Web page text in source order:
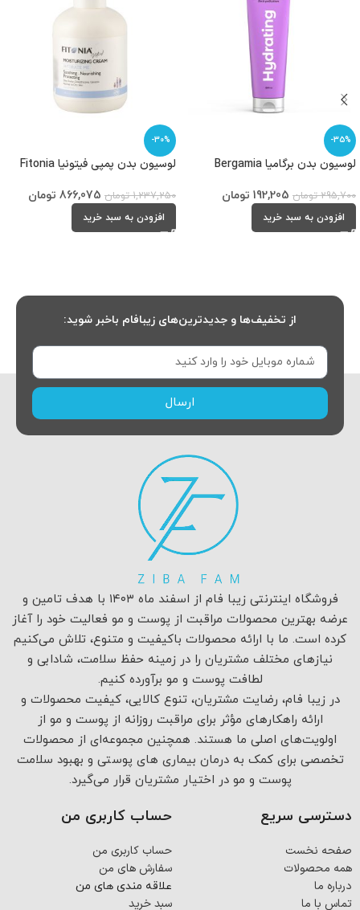
-35%
لوسیون بدن برگامیا Bergamia
295,700 تومان 192,205 تومان
افزودن به سبد خرید
-30%
لوسیون بدن پمپی فیتونیا Fitonia
1,237,250 تومان 866,075 تومان
افزودن به سبد خرید
از تخفیف‌ها و جدیدترین‌های زیبافام باخبر شوید:
ارسال
فروشگاه اینترنتی زیبا فام از اسفند ماه ۱۴۰۳ با هدف تامین و
عرضه بهترین محصولات مراقبت از پوست و مو فعالیت خود را آغاز
کرده است. ما با ارائه محصولات باکیفیت و متنوع، تلاش می‌کنیم
نیازهای مختلف مشتریان را در زمینه حفظ سلامت، شادابی و
لطافت پوست و مو برآورده کنیم.
در زیبا فام، رضایت مشتریان، تنوع کالایی، کیفیت محصولات و
ارائه راهکارهای مؤثر برای مراقبت روزانه از پوست و مو از
اولویت‌های اصلی ما هستند. همچنین مجموعه‌ای از محصولات
تخصصی برای کمک به درمان بیماری های پوستی و بهبود سلامت
پوست و مو در اختیار مشتریان قرار می‌گیرد.
دسترسی سریع
صفحه نخست
همه محصولات
درباره ما
تماس با ما
حساب کاربری من
حساب کاربری من
سفارش های من
علاقه مندی های من
سبد خرید